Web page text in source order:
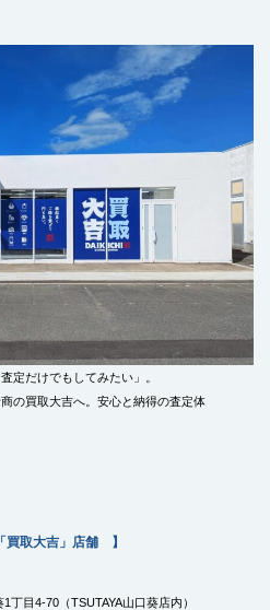
定だけでもしてみたい」。
の買取大吉へ。安心と納得の査定体
買取大吉」店舗 】
丁目4-70（TSUTAYA山口葵店内）